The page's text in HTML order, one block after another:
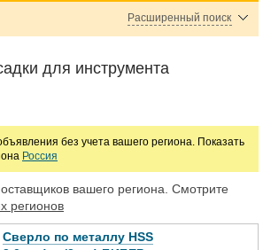
Расширенный поиск
для инструмента
без учета вашего региона. Показать
Россия
вашего региона. Смотрите
регионов
Сверло по металлу HSS